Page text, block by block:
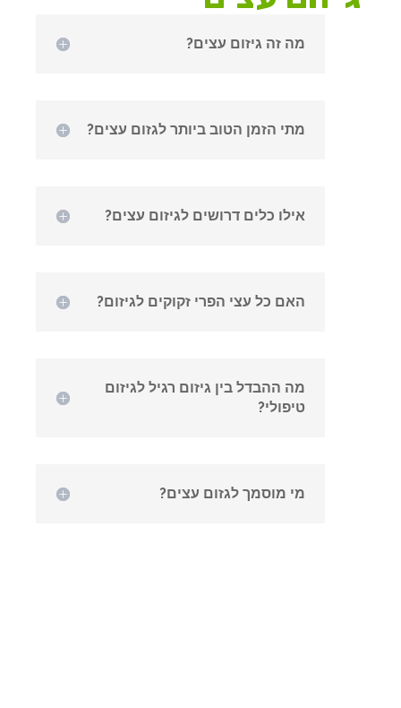
מה זה גיזום עצים?
מתי הזמן הטוב ביותר לגזום עצים?
אילו כלים דרושים לגיזום עצים?
האם כל עצי הפרי זקוקים לגיזום?
מה ההבדל בין גיזום רגיל לגיזום
טיפולי?
מי מוסמך לגזום עצים?